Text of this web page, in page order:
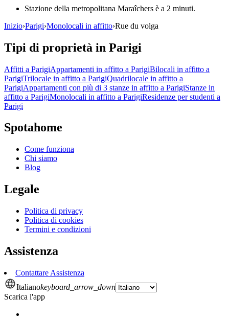
Stazione della metropolitana Maraîchers è a 2 minuti.
Inizio›Parigi›Monolocali in affitto›Rue du volga
Tipi di proprietà in Parigi
Affitti a ParigiAppartamenti in affitto a ParigiBilocali in affitto a
ParigiTrilocale in affitto a ParigiQuadrilocale in affitto a
ParigiAppartamenti con più di 3 stanze in affitto a ParigiStanze in
affitto a ParigiMonolocali in affitto a ParigiResidenze per studenti a
Parigi
Spotahome
Come funziona
Chi siamo
Blog
Legale
Politica di privacy
Politica di cookies
Termini e condizioni
Assistenza
Contattare Assistenza
Italianokeyboard_arrow_down
Scarica l'app